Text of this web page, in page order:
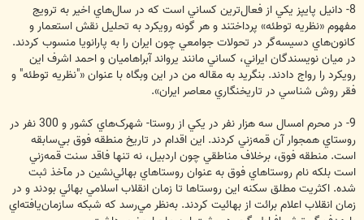
8- دانيل پايپز يکي از فعال‌ترين کساني است که در سال‌هاي اخير به ترويج
مفهوم «نظريه توطئه» پرداختند و هر گونه رويکرد به تحليل نقش استعمار و
کانون‌هاي دسيسه‌گر در تحولات جوامعي چون ايران را به پارانويا منسوب کردند.
در ميان نويسندگان ايراني، کساني مانند يرواند آبراهاميان و احمد اشرف اين
رويکرد را رواج دادند. بنگريد به مقاله من در اين وبگاه با عنوان «"نظريه توطئه" و
فقر روش ‏شناسي در تاريخنگاري معاصر ايران».
9- در محرم امسال سه هزار نفر در يکي از روستا- شهرک‌هاي کشور و 300 نفر در
روستاي همجوار آن قمه‌زني کردند. اين اقدام در تاريخ منطقه فوق بي‌سابقه
است. منطقه فوق، برخلاف مناطقي چون اردبيل، نه تنها فاقد سنت قمه‌زني
است بلکه نام روستاهاي فوق به عنوان روستاهاي بهائي‌نشين در مآخذ ثبت
شده. اکثريت مطلق سکنه اين روستاها تا زمان انقلاب اسلامي بهائي بودند و در
زمان انقلاب اعلام برائت از بهائيت کردند. به‌نظر مي‌رسد که شبکه سازمان‌يافته‌اي